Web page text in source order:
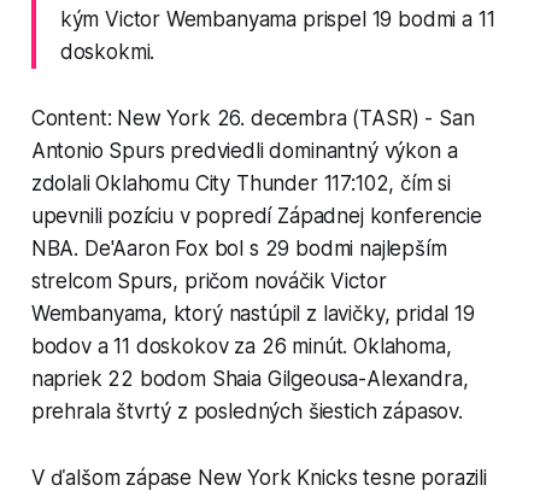
kým Victor Wembanyama prispel 19 bodmi a 11
doskokmi.
Content: New York 26. decembra (TASR) - San
Antonio Spurs predviedli dominantný výkon a
zdolali Oklahomu City Thunder 117:102, čím si
upevnili pozíciu v popredí Západnej konferencie
NBA. De'Aaron Fox bol s 29 bodmi najlepším
strelcom Spurs, pričom nováčik Victor
Wembanyama, ktorý nastúpil z lavičky, pridal 19
bodov a 11 doskokov za 26 minút. Oklahoma,
napriek 22 bodom Shaia Gilgeousa-Alexandra,
prehrala štvrtý z posledných šiestich zápasov.
V ďalšom zápase New York Knicks tesne porazili